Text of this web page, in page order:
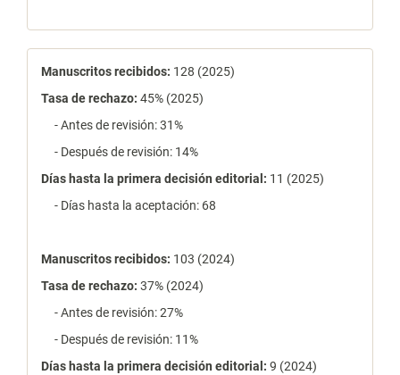
estadísticas
Manuscritos recibidos: 128 (2025)
Tasa de rechazo: 45% (2025)
- Antes de revisión: 31%
- Después de revisión: 14%
Días hasta la primera decisión editorial: 11 (2025)
- Días hasta la aceptación: 68
Manuscritos recibidos: 103 (2024)
Tasa de rechazo: 37% (2024)
- Antes de revisión: 27%
- Después de revisión: 11%
Días hasta la primera decisión editorial: 9 (2024)